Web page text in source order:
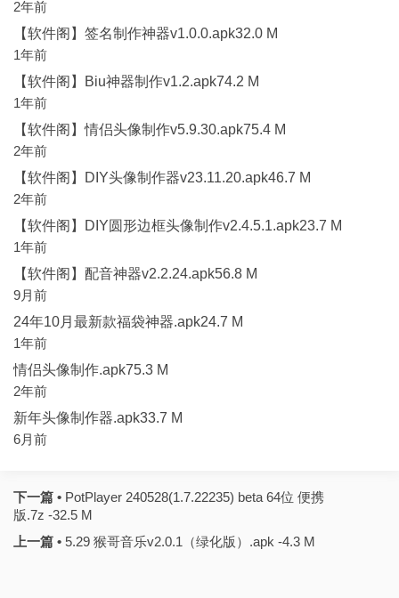
2年前
【软件阁】签名制作神器v1.0.0.apk32.0 M
1年前
【软件阁】Biu神器制作v1.2.apk74.2 M
1年前
【软件阁】情侣头像制作v5.9.30.apk75.4 M
2年前
【软件阁】DIY头像制作器v23.11.20.apk46.7 M
2年前
【软件阁】DIY圆形边框头像制作v2.4.5.1.apk23.7 M
1年前
【软件阁】配音神器v2.2.24.apk56.8 M
9月前
24年10月最新款福袋神器.apk24.7 M
1年前
情侣头像制作.apk75.3 M
2年前
新年头像制作器.apk33.7 M
6月前
下一篇 • РotРlayer 240528(1.7.22235) beta 64位 便携
版.7z -32.5 M
上一篇 • 5.29 猴哥音乐v2.0.1（绿化版）.apk -4.3 M